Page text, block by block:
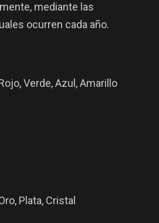
mediante las
ocurren cada año.
Verde, Azul, Amarillo
Plata, Cristal